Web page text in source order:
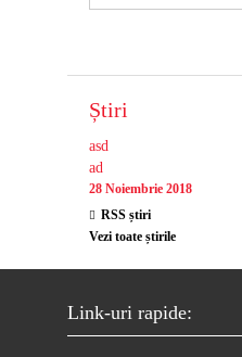
Știri
asd
ad
28 Noiembrie 2018
RSS știri
Vezi toate știrile
Link-uri rapide: